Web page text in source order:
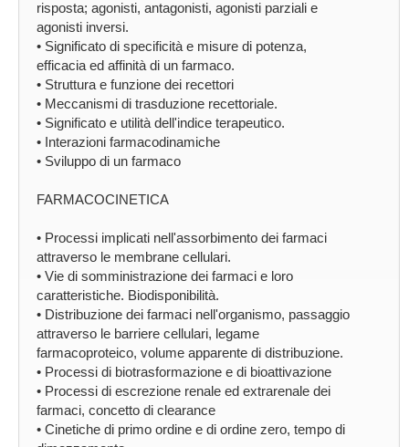
risposta; agonisti, antagonisti, agonisti parziali e
agonisti inversi.
• Significato di specificità e misure di potenza,
efficacia ed affinità di un farmaco.
• Struttura e funzione dei recettori
• Meccanismi di trasduzione recettoriale.
• Significato e utilità dell'indice terapeutico.
• Interazioni farmacodinamiche
• Sviluppo di un farmaco
FARMACOCINETICA
• Processi implicati nell'assorbimento dei farmaci
attraverso le membrane cellulari.
• Vie di somministrazione dei farmaci e loro
caratteristiche. Biodisponibilità.
• Distribuzione dei farmaci nell'organismo, passaggio
attraverso le barriere cellulari, legame
farmacoproteico, volume apparente di distribuzione.
• Processi di biotrasformazione e di bioattivazione
• Processi di escrezione renale ed extrarenale dei
farmaci, concetto di clearance
• Cinetiche di primo ordine e di ordine zero, tempo di